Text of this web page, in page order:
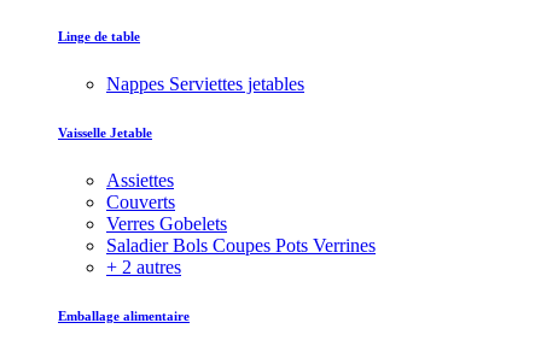
Linge de table
Nappes Serviettes jetables
Vaisselle Jetable
Assiettes
Couverts
Verres Gobelets
Saladier Bols Coupes Pots Verrines
+ 2 autres
Emballage alimentaire